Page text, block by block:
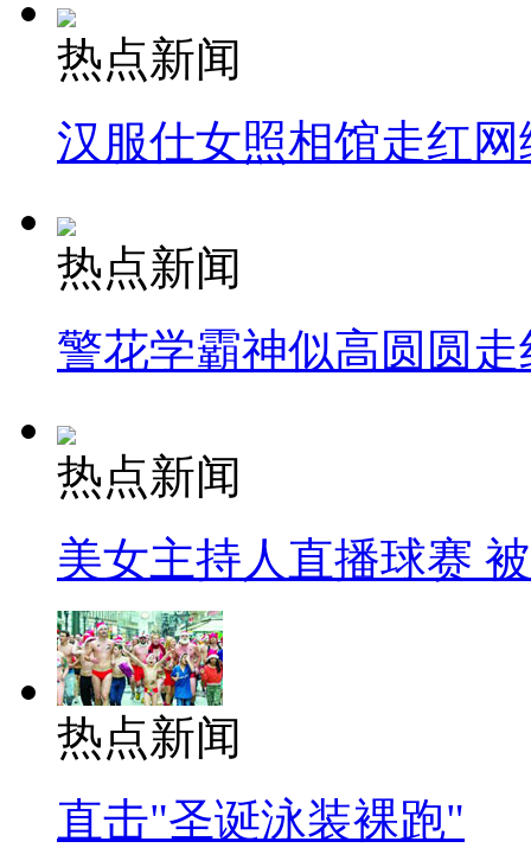
热点新闻
汉服仕女照相馆走红网
热点新闻
警花学霸神似高圆圆走
热点新闻
美女主持人直播球赛
热点新闻
直击"圣诞泳装裸跑"